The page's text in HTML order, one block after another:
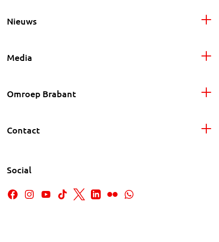
Nieuws
Media
Omroep Brabant
Contact
Social